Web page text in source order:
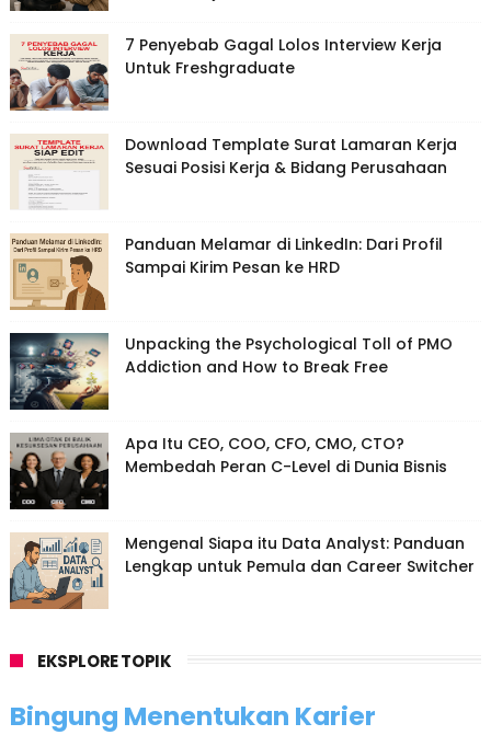
7 Penyebab Gagal Lolos Interview Kerja
Untuk Freshgraduate
Download Template Surat Lamaran Kerja
Sesuai Posisi Kerja & Bidang Perusahaan
Panduan Melamar di LinkedIn: Dari Profil
Sampai Kirim Pesan ke HRD
Unpacking the Psychological Toll of PMO
Addiction and How to Break Free
Apa Itu CEO, COO, CFO, CMO, CTO?
Membedah Peran C-Level di Dunia Bisnis
Mengenal Siapa itu Data Analyst: Panduan
Lengkap untuk Pemula dan Career Switcher
EKSPLORE TOPIK
Bingung Menentukan Karier